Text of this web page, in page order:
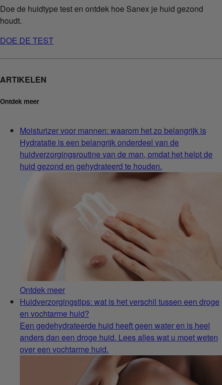
Doe de huidtype test en ontdek hoe Sanex je huid gezond
houdt.
DOE DE TEST
ARTIKELEN
Ontdek meer
Moisturizer voor mannen: waarom het zo belangrijk is
Hydratatie is een belangrijk onderdeel van de
huidverzorgingsroutine van de man, omdat het helpt de
huid gezond en gehydrateerd te houden.
Ontdek meer
Huidverzorgingstips: wat is het verschil tussen een droge
en vochtarme huid?
Een gedehydrateerde huid heeft geen water en is heel
anders dan een droge huid. Lees alles wat u moet weten
over een vochtarme huid.